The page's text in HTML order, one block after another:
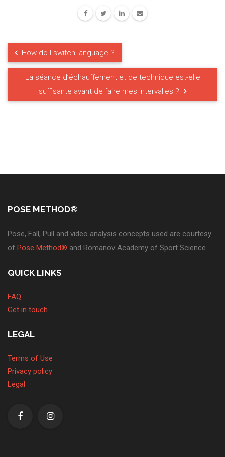
How do I switch language ?
La séance d’échauffement et de technique est-elle
suffisante avant de faire mes intervalles ?
POSE METHOD®
Pose, Fall, Pull and video analysis concepts used are courtesy
of Pose Method® and Romanov Academy of Sport Science.
QUICK LINKS
FAQ
Get in touch
LEGAL
Terms of Use
Privacy policy
Legal